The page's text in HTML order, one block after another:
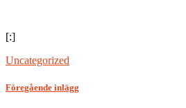
[:]
Uncategorized
Föregående inlägg